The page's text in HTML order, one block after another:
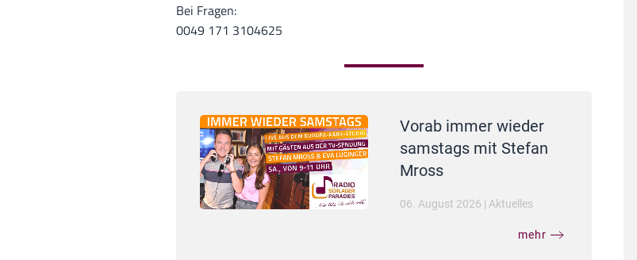
Bei Fragen:
0049 171 3104625
Vorab immer wieder
samstags mit Stefan
Mross
06. August 2026 | Aktuelles
mehr